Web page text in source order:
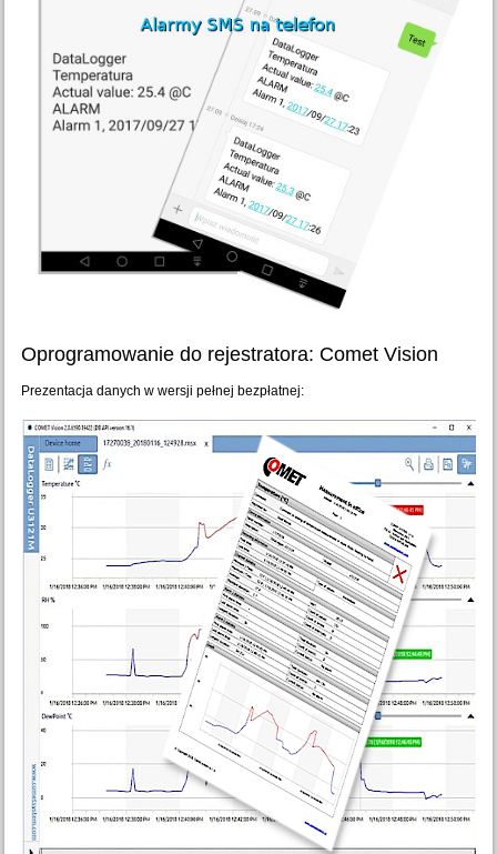
Oprogramowanie do rejestratora: Comet Vision
Prezentacja danych w wersji pełnej bezpłatnej: